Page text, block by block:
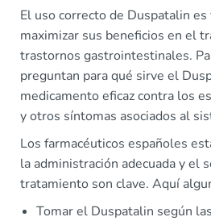
El uso correcto de Duspatalin
maximizar sus beneficios en el
trastornos gastrointestinales.
preguntan para qué sirve el
medicamento eficaz contra los
y otros síntomas asociados al
Los farmacéuticos españoles
la administración adecuada y el
tratamiento son clave. Aquí
Tomar el Duspatalin según